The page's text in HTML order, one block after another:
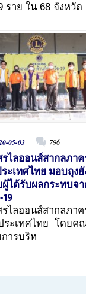
ราย ใน 68 จังหวัด
05-03 796
ไลออนส์สากลภา
ระเทศไทย มอบถุง
ได้รับผลกระทบจ
19
รไลออนส์สากลภา
ระเทศไทย โดยค
ารบริห